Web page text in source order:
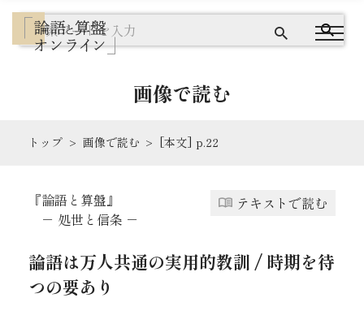
テキストで読む
画像で読む
ワードクラウドで探す
画像で読む
トップ 画像で読む [本文] p.22
『論語と算盤』
－ 処世と信条 －
テキストで読む
論語は万人共通の実用的教訓 / 時期を待
つの要あり